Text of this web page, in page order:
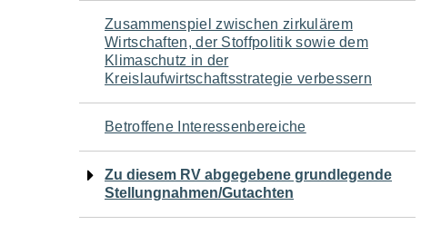
Navigation
für
den
Seiteninhalt
Zusammenspiel zwischen zirkulärem
Wirtschaften, der Stoffpolitik sowie dem
Klimaschutz in der
Kreislaufwirtschaftsstrategie verbessern
Betroffene Interessenbereiche
Zu diesem RV abgegebene grundlegende
Stellungnahmen/Gutachten